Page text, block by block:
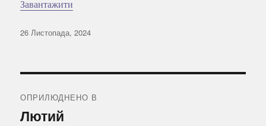
Завантажити
Оприлюднено
26 Листопада, 2024
записів
ОПРИЛЮДНЕНО В
Лютий